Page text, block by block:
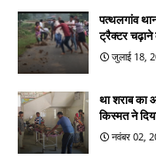
पत्थलगांव
ट्रैक्टर
जुलाई 18,
था शराब का
किस्मत ने
नवंबर 02,